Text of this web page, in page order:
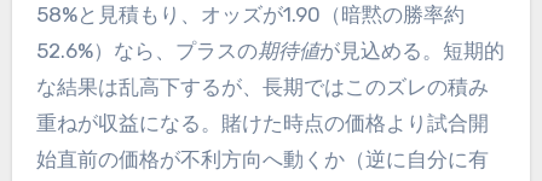
58%と見積もり、オッズが1.90（暗黙の勝率約
52.6%）なら、プラスの期待値が見込める。短期的
な結果は乱高下するが、長期ではこのズレの積み
重ねが収益になる。賭けた時点の価格より試合開
始直前の価格が不利方向へ動くか（逆に自分に有